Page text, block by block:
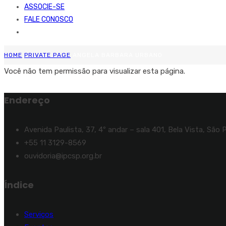
ASSOCIE-SE
FALE CONOSCO
HOME PRIVATE PAGE
Você não tem permissão para visualizar esta página.
Endereço
Avenida Paulista, 37, 4º andar – sala 401, Bela Vista, São
+55 11 3129-8569
ouvidoria@ipcsp.org.br
Índice
Serviços